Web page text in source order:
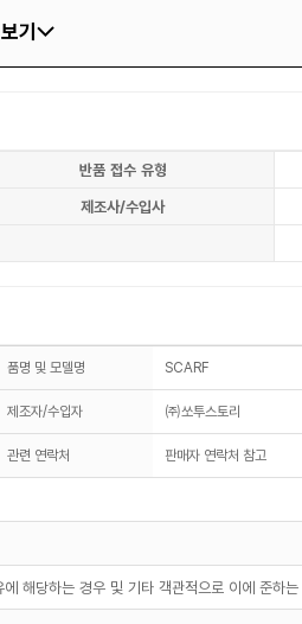
기
반품 접수 유형
제조사/수입사
품명 및 모델명 SCARF
제조자/수입자 ㈜쏘투스토리
관련 연락처 판매자 연락처 참고
해당하는 경우 및 기타 객관적으로 이에 준하